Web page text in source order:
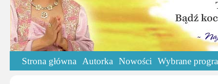
Strona główna Autorka Nowości Wybrane